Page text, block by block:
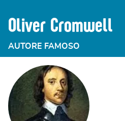
Oliver Cromwell
AUTORE FAMOSO